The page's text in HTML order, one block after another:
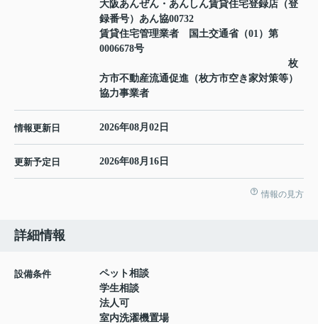
大阪あんぜん・あんしん賃貸住宅登録店（登
録番号）あん協00732
賃貸住宅管理業者 国土交通省（01）第
0006678号
枚
方市不動産流通促進（枚方市空き家対策等）
協力事業者
情報更新日 2026年08月02日
更新予定日 2026年08月16日
情報の見方
詳細情報
設備条件
ペット相談
学生相談
法人可
室内洗濯機置場